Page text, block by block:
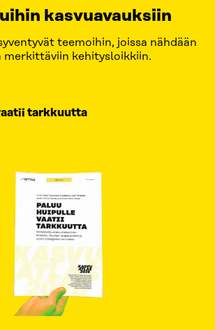
kasvuavauksiin
teemoihin, joissa nähdään
merkittäviin kehitysloikkiin.
tarkkuutta